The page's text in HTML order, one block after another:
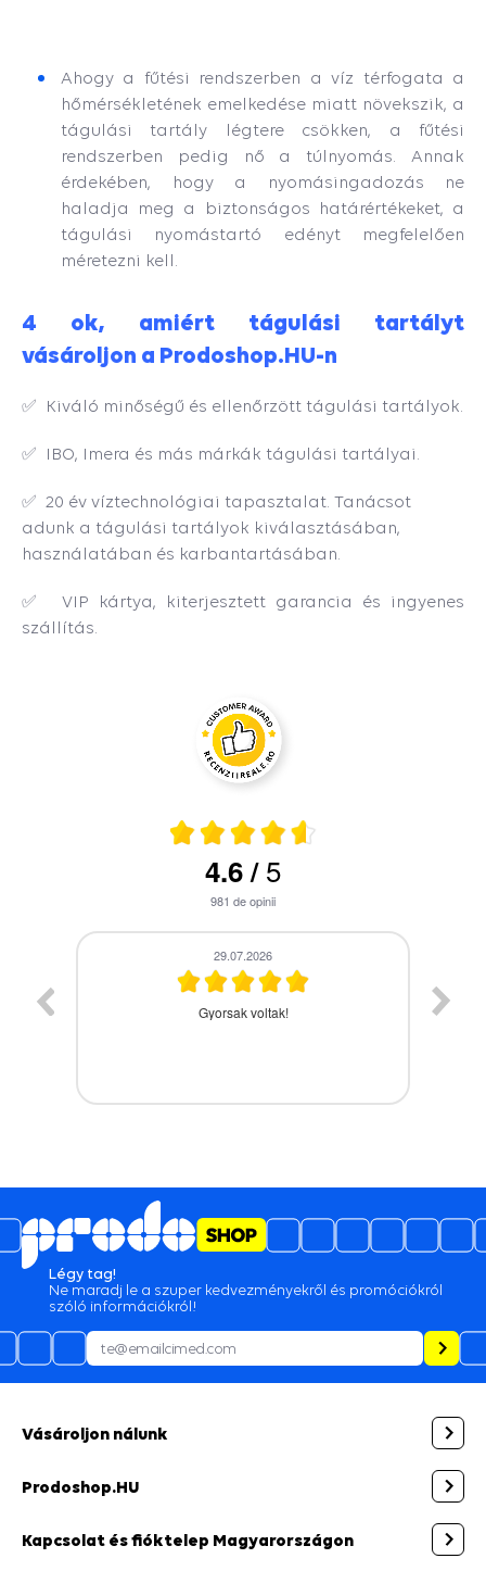
Ahogy a fűtési rendszerben a víz térfogata a
hőmérsékletének emelkedése miatt növekszik, a
tágulási tartály légtere csökken, a fűtési
rendszerben pedig nő a túlnyomás. Annak
érdekében, hogy a nyomásingadozás ne
haladja meg a biztonságos határértékeket, a
tágulási nyomástartó edényt megfelelően
méretezni kell.
4 ok, amiért tágulási tartályt
vásároljon a Prodoshop.HU-n
✅ Kiváló minőségű és ellenőrzött tágulási tartályok.
✅ IBO, Imera és más márkák tágulási tartályai.
✅ 20 év víztechnológiai tapasztalat. Tanácsot
adunk a tágulási tartályok kiválasztásában,
használatában és karbantartásában.
✅ VIP kártya, kiterjesztett garancia és ingyenes
szállítás.
4.6/5
981 de opinii
28.07.2026
A termék időbe megérkezett,gyors kiszolgálás.
Légy tag!
Ne maradj le a szuper kedvezményekről és promóciókról
szóló információkról!
Vásároljon nálunk
Prodoshop.HU
Kapcsolat és fióktelep Magyarországon